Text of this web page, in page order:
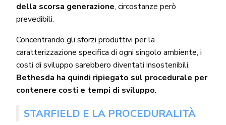
della scorsa generazione, circostanze però
prevedibili.
Concentrando gli sforzi produttivi per la
caratterizzazione specifica di ogni singolo ambiente, i
costi di sviluppo sarebbero diventati insostenibili.
Bethesda ha quindi ripiegato sul procedurale per
contenere costi e tempi di sviluppo.
STARFIELD E LA PROCEDURALITÀ